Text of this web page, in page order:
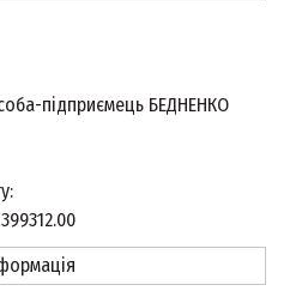
підприємець БЕДНЕНКО
399312.00